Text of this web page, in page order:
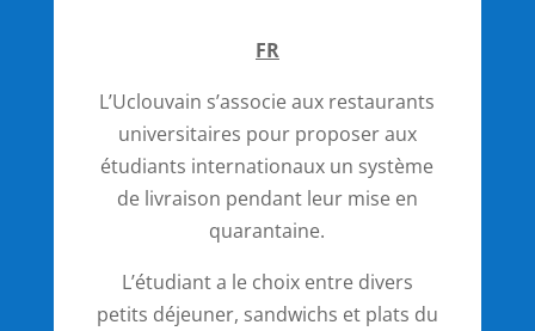
FR
L’Uclouvain s’associe aux restaurants
universitaires pour proposer aux
étudiants internationaux un système
de livraison pendant leur mise en
quarantaine.
L’étudiant a le choix entre divers
petits déjeuner, sandwichs et plats du